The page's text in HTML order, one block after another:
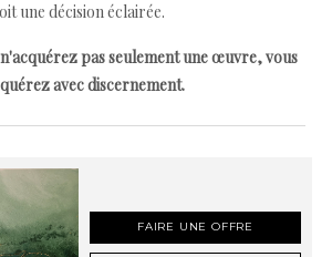
une décision éclairée.
pas seulement une œuvre, vous
avec discernement.
FAIRE UNE OFFRE